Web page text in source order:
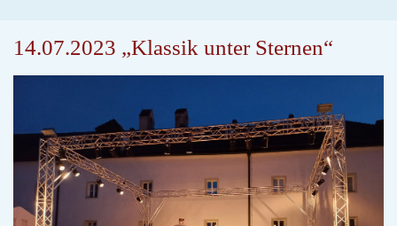
14.07.2023 „Klassik unter Sternen“